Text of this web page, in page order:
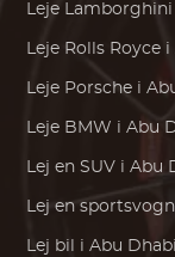
Leje Lamborghini
Leje Rolls Royce i
Leje Porsche i
Leje BMW i Abu
Lej en SUV i Abu
Lej en
Lej bil i Abu Dhabi